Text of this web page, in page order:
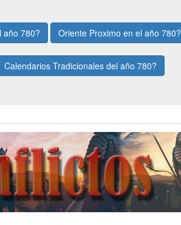
año 780?
Oriente Proximo en el año 780?
Calendarios Tradicionales del año 780?